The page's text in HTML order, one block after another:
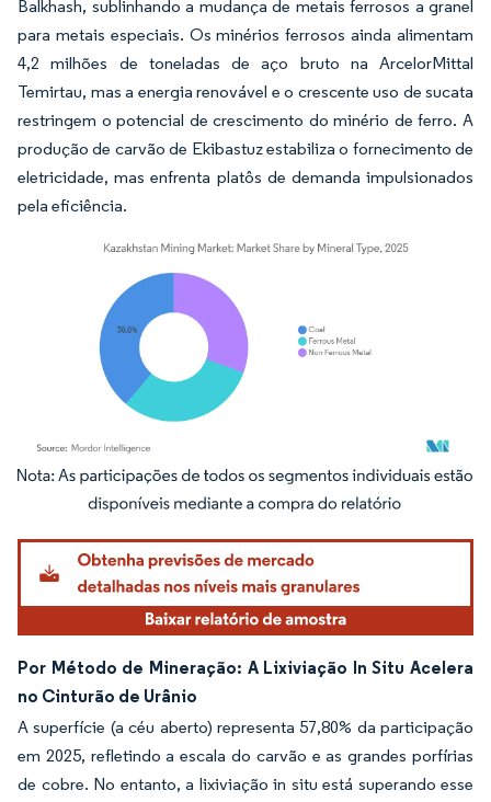
Balkhash, sublinhando a mudança de metais ferrosos a granel
para metais especiais. Os minérios ferrosos ainda alimentam
4,2 milhões de toneladas de aço bruto na ArcelorMittal
Temirtau, mas a energia renovável e o crescente uso de sucata
restringem o potencial de crescimento do minério de ferro. A
produção de carvão de Ekibastuz estabiliza o fornecimento de
eletricidade, mas enfrenta platôs de demanda impulsionados
pela eficiência.
Imagem © Mordor Intelligence. O reuso requer atribuição conforme CC BY 4.0.
Por Método de Mineração: A Lixiviação In Situ Acelera
no Cinturão de Urânio
A superfície (a céu aberto) representa 57,80% da participação
em 2025, refletindo a escala do carvão e as grandes porfírias
de cobre. No entanto, a lixiviação in situ está superando esse